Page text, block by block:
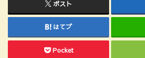
ポスト
はてブ
Pocket